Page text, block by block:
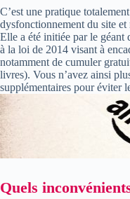
C’est une pratique
dysfonctionnement du site et
Elle a été initiée par le géant
à la loi de 2014 visant à
notamment de cumuler
livres). Vous n’avez ainsi
supplémentaires pour éviter
Quels